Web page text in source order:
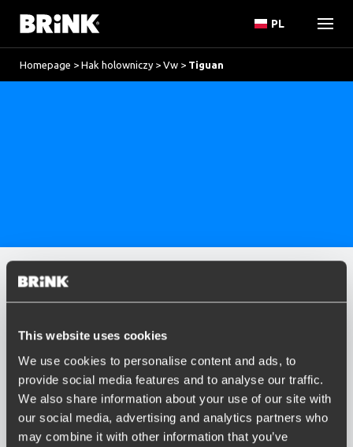
This website uses cookies
We use cookies to personalise content and ads, to
provide social media features and to analyse our traffic.
We also share information about your use of our site with
our social media, advertising and analytics partners who
may combine it with other information that you’ve
PL
Homepage > Hak holowniczy > Vw > Tiguan
VW
option , selected.Select is focused ,type to refine list, press Down to
Model
Wpisz lub wybierz model...
Rok Produkcji
Wprowadź lub wybierz rok...
Media społecznościowe